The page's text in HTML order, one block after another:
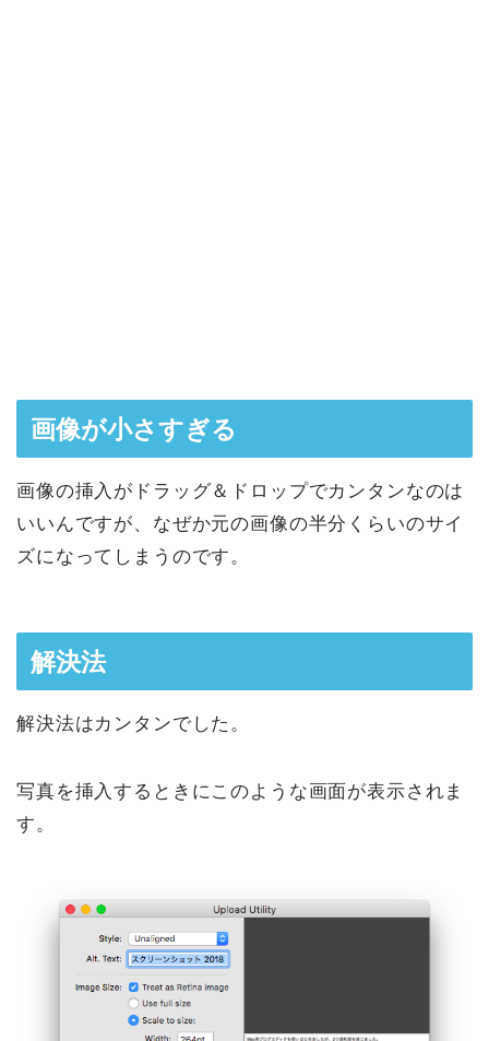
画像が小さすぎる
画像の挿入がドラッグ＆ドロップでカンタンなのは
いいんですが、なぜか元の画像の半分くらいのサイ
ズになってしまうのです。
解決法
解決法はカンタンでした。
写真を挿入するときにこのような画面が表示されま
す。